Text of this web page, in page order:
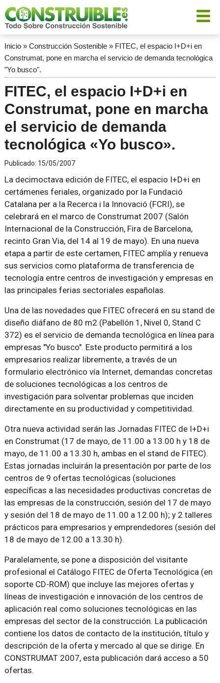
Inicio» Construcción Sostenible» FITEC, el espacio I+D+i en
Construmat, pone en marcha el servicio de demanda tecnológica
"Yo busco".
FITEC, el espacio I+D+i en
Construmat, pone en marcha
el servicio de demanda
tecnológica «Yo busco».
Publicado: 15/05/2007
La decimoctava edición de FITEC, el espacio I+D+i en
certámenes feriales, organizado por la Fundació
Catalana per a la Recerca i la Innovació (FCRI), se
celebrará en el marco de Construmat 2007 (Salón
Internacional de la Construcción, Fira de Barcelona,
recinto Gran Via, del 14 al 19 de mayo). En una nueva
etapa a partir de este certamen, FITEC amplía y renueva
sus servicios como plataforma de transferencia de
tecnología entre centros de investigación y empresas en
las principales ferias sectoriales españolas.
Una de las novedades que FITEC ofrecerá en su stand de
diseño diáfano de 80 m2 (Pabellón 1, Nivel 0, Stand C
372) es el servicio de demanda tecnológica en línea para
empresas "Yo busco". Este producto permitirá a los
empresarios realizar libremente, a través de un
formulario electrónico vía Internet, demandas concretas
de soluciones tecnológicas a los centros de
investigación para solventar problemas que inciden
directamente en su productividad y competitividad.
Otra nueva actividad serán las Jornadas FITEC de I+D+i
en Construmat (17 de mayo, de 11.00 a 13.00 h y 18 de
mayo, de 11.00 a 13.30 h, ambas en el stand de FITEC).
Estas jornadas incluirán la presentación por parte de los
centros de 9 ofertas tecnológicas (soluciones
específicas a las necesidades productivas concretas de
las empresas de la construcción, sesión del 17 de mayo
y sesión del 18 de mayo de 11.00 a 12.00 h); y 2 talleres
prácticos para empresarios y emprendedores (sesión del
18 de mayo de 12.00 a 13.30 h).
Paralelamente, se pone a disposición del visitante
profesional el Catálogo FITEC de Oferta Tecnológica (en
soporte CD-ROM) que incluye las mejores ofertas y
líneas de investigación e innovación de los centros de
aplicación real como soluciones tecnológicas en las
empresas del sector de la construcción. La publicación
contiene los datos de contacto de la institución, título y
descripción de la oferta y mercado al que se dirige. En
CONSTRUMAT 2007, esta publicación dará acceso a 50
ofertas.